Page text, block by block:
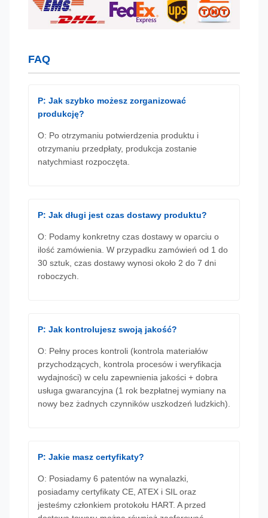
FAQ
P: Jak szybko możesz zorganizować
produkcję?
O: Po otrzymaniu potwierdzenia produktu i
otrzymaniu przedpłaty, produkcja zostanie
natychmiast rozpoczęta.
P: Jak długi jest czas dostawy produktu?
O: Podamy konkretny czas dostawy w oparciu o
ilość zamówienia. W przypadku zamówień od 1 do
30 sztuk, czas dostawy wynosi około 2 do 7 dni
roboczych.
P: Jak kontrolujesz swoją jakość?
O: Pełny proces kontroli (kontrola materiałów
przychodzących, kontrola procesów i weryfikacja
wydajności) w celu zapewnienia jakości + dobra
usługa gwarancyjna (1 rok bezpłatnej wymiany na
nowy bez żadnych czynników uszkodzeń ludzkich).
P: Jakie masz certyfikaty?
O: Posiadamy 6 patentów na wynalazki,
posiadamy certyfikaty CE, ATEX i SIL oraz
jesteśmy członkiem protokołu HART. A przed